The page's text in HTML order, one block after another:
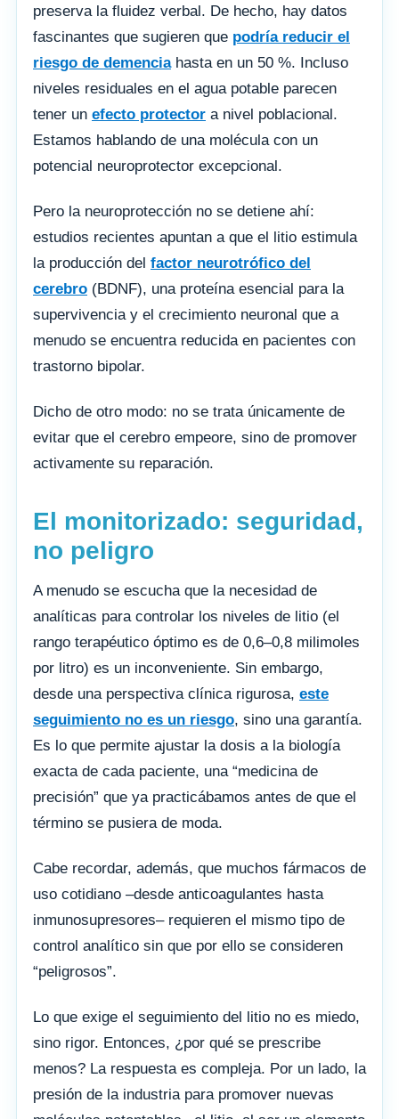
preserva la fluidez verbal. De hecho, hay datos
fascinantes que sugieren que podría reducir el
riesgo de demenciahasta en un 50 %. Incluso
niveles residuales en el agua potable parecen
tener un efecto protector a nivel poblacional.
Estamos hablando de una molécula con un
potencial neuroprotector excepcional.
Pero la neuroprotección no se detiene ahí:
estudios recientes apuntan a que el litio estimula
la producción del factor neurotrófico del
cerebro (BDNF), una proteína esencial para la
supervivencia y el crecimiento neuronal que a
menudo se encuentra reducida en pacientes con
trastorno bipolar.
Dicho de otro modo: no se trata únicamente de
evitar que el cerebro empeore, sino de promover
activamente su reparación.
El monitorizado: seguridad,
no peligro
A menudo se escucha que la necesidad de
analíticas para controlar los niveles de litio (el
rango terapéutico óptimo es de 0,6–0,8 milimoles
por litro) es un inconveniente. Sin embargo,
desde una perspectiva clínica rigurosa, este
seguimiento no es un riesgo, sino una garantía.
Es lo que permite ajustar la dosis a la biología
exacta de cada paciente, una “medicina de
precisión” que ya practicábamos antes de que el
término se pusiera de moda.
Cabe recordar, además, que muchos fármacos de
uso cotidiano –desde anticoagulantes hasta
inmunosupresores– requieren el mismo tipo de
control analítico sin que por ello se consideren
“peligrosos”.
Lo que exige el seguimiento del litio no es miedo,
sino rigor. Entonces, ¿por qué se prescribe
menos? La respuesta es compleja. Por un lado, la
presión de la industria para promover nuevas